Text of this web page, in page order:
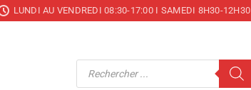
LUNDI AU VENDREDI 08:30-17:00 I SAMEDI 8H30-12H30
Recherche